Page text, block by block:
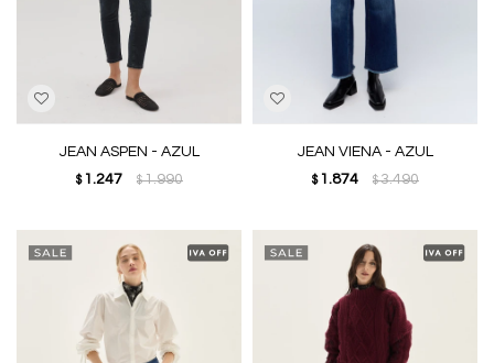
JEAN ASPEN - AZUL
$ 1.247 $1.990
JEAN VIENA - AZUL
$ 1.874 $3.490